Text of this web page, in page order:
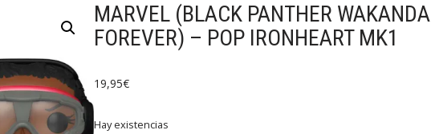
MARVEL (BLACK PANTHER WAKANDA
FOREVER) – POP IRONHEART MK1
19,95€
Hay existencias